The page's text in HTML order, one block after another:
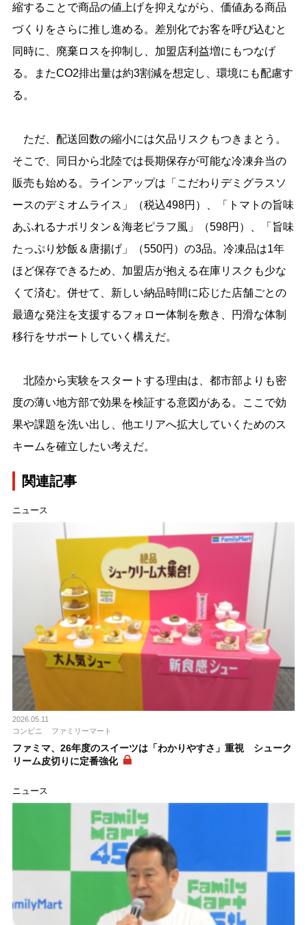
縮することで商品の値上げを抑えながら、価値ある商品
づくりをさらに推し進める。差別化でお客を呼び込むと
同時に、廃棄ロスを抑制し、加盟店利益増にもつなげ
る。またCO2排出量は約3割減を想定し、環境にも配慮す
る。
ただ、配送回数の縮小には欠品リスクもつきまとう。
そこで、同日から北陸では長期保存が可能な冷凍弁当の
販売も始める。ラインアップは「こだわりデミグラスソ
ースのデミオムライス」（税込498円）、「トマトの旨味
あふれるナポリタン＆海老ピラフ風」（598円）、「旨味
たっぷり炒飯＆唐揚げ」（550円）の3品。冷凍品は1年
ほど保存できるため、加盟店が抱える在庫リスクも少な
くて済む。併せて、新しい納品時間に応じた店舗ごとの
最適な発注を支援するフォロー体制を敷き、円滑な体制
移行をサポートしていく構えだ。
北陸から実験をスタートする理由は、都市部よりも密
度の薄い地方部で効果を検証する意図がある。ここで効
果や課題を洗い出し、他エリアへ拡大していくためのス
キームを確立したい考えだ。
関連記事
ニュース
2026.05.11
コンビニ
ファミリーマート
ファミマ、26年度のスイーツは「わかりやすさ」重視 シューク
リーム皮切りに定番強化
ニュース